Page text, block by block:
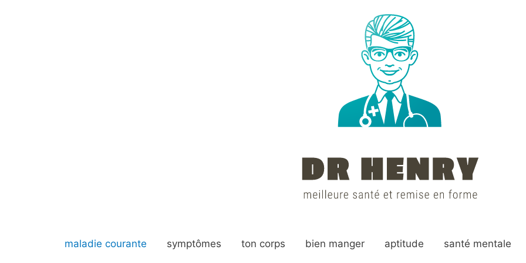
maladie courante symptômes ton corps bien manger aptitude santé mentale